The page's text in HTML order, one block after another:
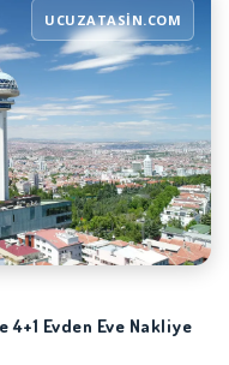
UCUZATASIN.COM
4+1 Evden Eve Nakliye